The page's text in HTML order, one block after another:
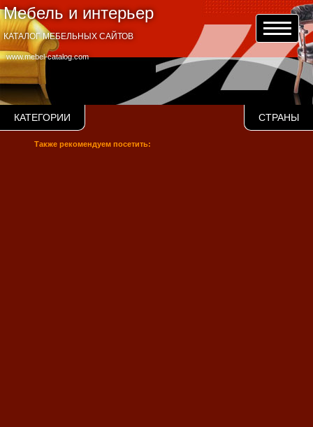
Мебель и интерьер
www.mebel-catalog.com
КАТАЛОГ МЕБЕЛЬНЫХ САЙТОВ
КАТЕГОРИИ СТРАНЫ
Также рекомендуем посетить: